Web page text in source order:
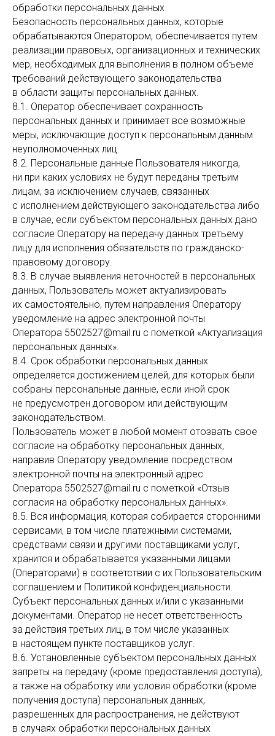
обработки персональных данных
Безопасность персональных данных, которые
обрабатываются Оператором, обеспечивается путем
реализации правовых, организационных и технических
мер, необходимых для выполнения в полном объеме
требований действующего законодательства
в области защиты персональных данных.
8.1. Оператор обеспечивает сохранность
персональных данных и принимает все возможные
меры, исключающие доступ к персональным данным
неуполномоченных лиц.
8.2. Персональные данные Пользователя никогда,
ни при каких условиях не будут переданы третьим
лицам, за исключением случаев, связанных
с исполнением действующего законодательства либо
в случае, если субъектом персональных данных дано
согласие Оператору на передачу данных третьему
лицу для исполнения обязательств по гражданско-
правовому договору.
8.3. В случае выявления неточностей в персональных
данных, Пользователь может актуализировать
их самостоятельно, путем направления Оператору
уведомление на адрес электронной почты
Оператора 5502527@mail.ru с пометкой «Актуализация
персональных данных».
8.4. Срок обработки персональных данных
определяется достижением целей, для которых были
собраны персональные данные, если иной срок
не предусмотрен договором или действующим
законодательством.
Пользователь может в любой момент отозвать свое
согласие на обработку персональных данных,
направив Оператору уведомление посредством
электронной почты на электронный адрес
Оператора 5502527@mail.ru с пометкой «Отзыв
согласия на обработку персональных данных».
8.5. Вся информация, которая собирается сторонними
сервисами, в том числе платежными системами,
средствами связи и другими поставщиками услуг,
хранится и обрабатывается указанными лицами
(Операторами) в соответствии с их Пользовательским
соглашением и Политикой конфиденциальности.
Субъект персональных данных и/или с указанными
документами. Оператор не несет ответственность
за действия третьих лиц, в том числе указанных
в настоящем пункте поставщиков услуг.
8.6. Установленные субъектом персональных данных
запреты на передачу (кроме предоставления доступа),
а также на обработку или условия обработки (кроме
получения доступа) персональных данных,
разрешенных для распространения, не действуют
в случаях обработки персональных данных